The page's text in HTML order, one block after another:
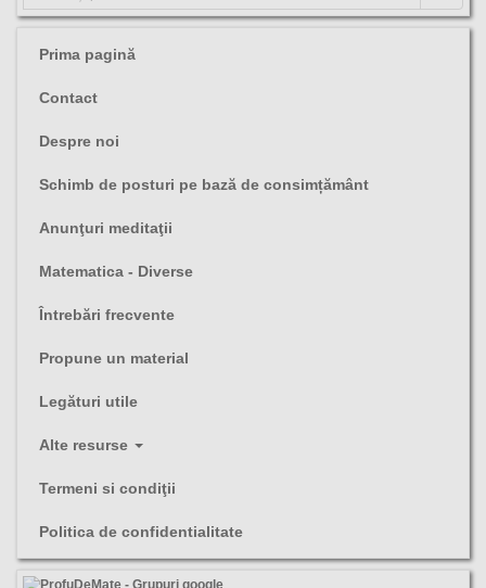
Prima pagină
Contact
Despre noi
Schimb de posturi pe bază de consimțământ
Anunţuri meditaţii
Matematica - Diverse
Întrebări frecvente
Propune un material
Legături utile
Alte resurse
Termeni si condiţii
Politica de confidentialitate